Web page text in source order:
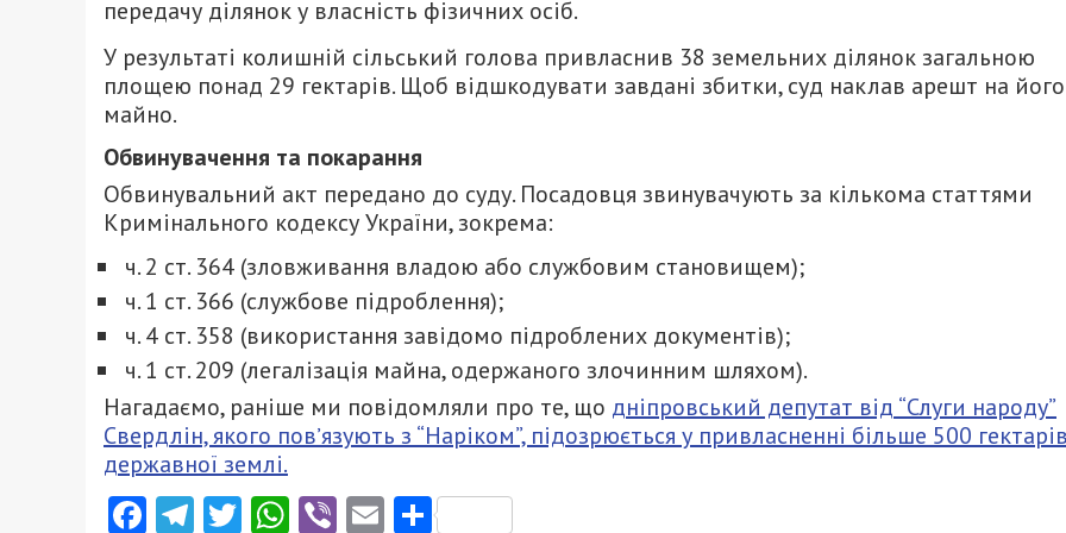
передачу ділянок у власність фізичних осіб.
У результаті колишній сільський голова привласнив 38 земельних ділянок загальною
площею понад 29 гектарів. Щоб відшкодувати завдані збитки, суд наклав арешт на його
майно.
Обвинувачення та покарання
Обвинувальний акт передано до суду. Посадовця звинувачують за кількома статтями
Кримінального кодексу України, зокрема:
ч. 2 ст. 364 (зловживання владою або службовим становищем);
ч. 1 ст. 366 (службове підроблення);
ч. 4 ст. 358 (використання завідомо підроблених документів);
ч. 1 ст. 209 (легалізація майна, одержаного злочинним шляхом).
Нагадаємо, раніше ми повідомляли про те, що дніпровський депутат від “Слуги народу”
Свердлін, якого повʼязують з “Наріком”, підозрюється у привласненні більше 500
державної землі.
Facebook
Telegram
Twitter
WhatsApp
ViberEmailПоділитися